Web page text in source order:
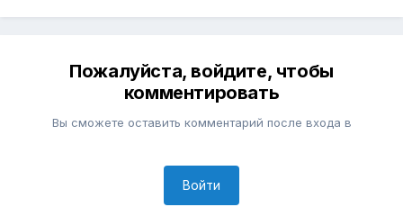
Пожалуйста, войдите, чтобы
комментировать
Вы сможете оставить комментарий после входа в
Войти